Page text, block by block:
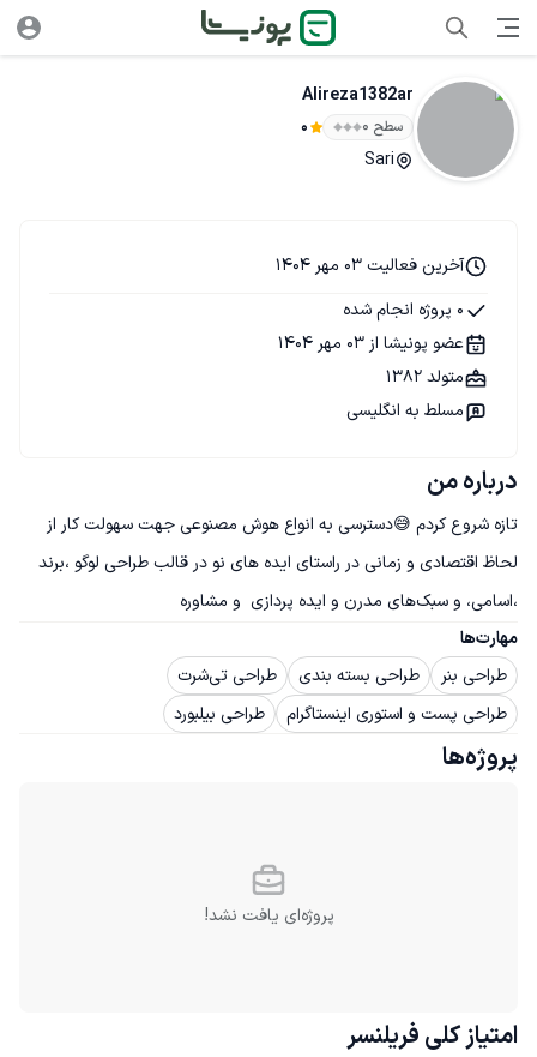
Alireza1382ar
سطح ۰ 0
Sari
درباره من
تازه شروع کردم 😅دسترسی به انواع هوش مصنوعی جهت سهولت کار از
لحاظ اقتصادی و زمانی در راستای ایده های نو در قالب طراحی‌ لوگو ،برند
،اسامی، و سبک‌های مدرن و ایده پردازی  و مشاوره
مهارت‌ها
طراحی بنر
طراحی بسته بندی
طراحی تی‌شرت
طراحی پست و استوری اینستاگرام
طراحی بیلبورد
آخرین فعالیت 03 مهر 1404
0 پروژه انجام شده
عضو پونیشا از 03 مهر 1404
متولد 1382
مسلط به انگلیسی
پروژه‌ها
پروژه‌ای یافت نشد!
امتیاز کلی فریلنسر